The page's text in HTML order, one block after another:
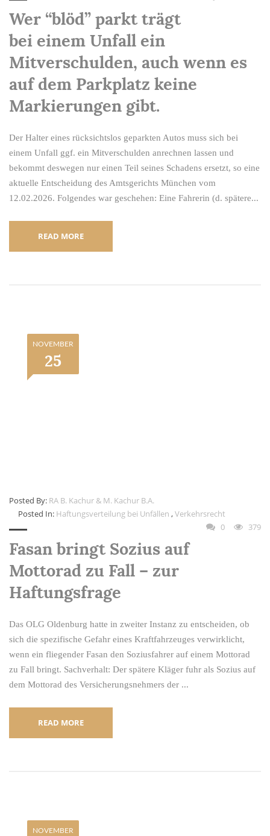
Wer “blöd” parkt trägt
bei einem Unfall ein
Mitverschulden, auch wenn es
auf dem Parkplatz keine
Markierungen gibt.
Der Halter eines rücksichtslos geparkten Autos muss sich bei
einem Unfall ggf. ein Mitverschulden anrechnen lassen und
bekommt deswegen nur einen Teil seines Schadens ersetzt, so eine
aktuelle Entscheidung des Amtsgerichts München vom
12.02.2026. Folgendes war geschehen: Eine Fahrerin (d. spätere...
READ MORE
NOVEMBER
25
Posted By: RA B. Kachur & M. Kachur B.A.
Posted In: Haftungsverteilung bei Unfällen ,Verkehrsrecht
0
379
Fasan bringt Sozius auf
Mottorad zu Fall – zur
Haftungsfrage
Das OLG Oldenburg hatte in zweiter Instanz zu entscheiden, ob
sich die spezifische Gefahr eines Kraftfahrzeuges verwirklicht,
wenn ein fliegender Fasan den Soziusfahrer auf einem Mottorad
zu Fall bringt. Sachverhalt: Der spätere Kläger fuhr als Sozius auf
dem Mottorad des Versicherungsnehmers der ...
READ MORE
NOVEMBER